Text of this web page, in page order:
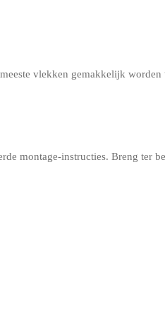
vlekken gemakkelijk
montage-instructies. Breng ter